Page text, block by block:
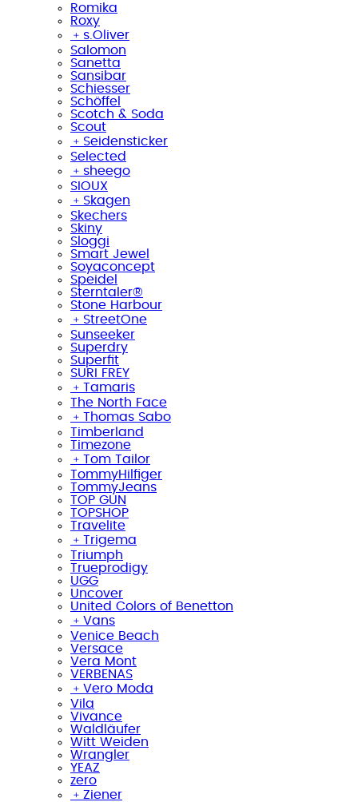
Romika
Roxy
﹢ s.Oliver
Salomon
Sanetta
Sansibar
Schiesser
Schöffel
Scotch & Soda
Scout
﹢ Seidensticker
Selected
﹢ sheego
SIOUX
﹢ Skagen
Skechers
Skiny
Sloggi
Smart Jewel
Soyaconcept
Speidel
Sterntaler®
Stone Harbour
﹢ StreetOne
Sunseeker
Superdry
Superfit
SURI FREY
﹢ Tamaris
The North Face
﹢ Thomas Sabo
Timberland
Timezone
﹢ Tom Tailor
TommyHilfiger
TommyJeans
TOP GUN
TOPSHOP
Travelite
﹢ Trigema
Triumph
Trueprodigy
UGG
Uncover
United Colors of Benetton
﹢ Vans
Venice Beach
Versace
Vera Mont
VERBENAS
﹢ Vero Moda
Vila
Vivance
Waldläufer
Witt Weiden
Wrangler
YEAZ
zero
﹢ Ziener